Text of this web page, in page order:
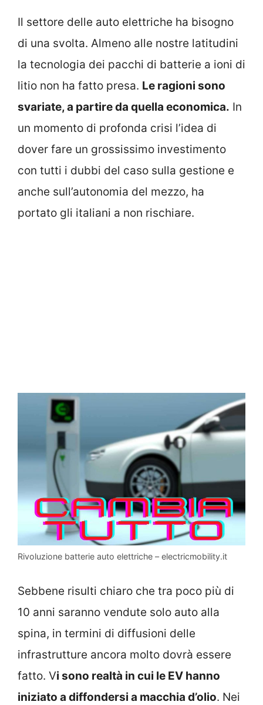
Il settore delle auto elettriche ha bisogno
di una svolta. Almeno alle nostre latitudini
la tecnologia dei pacchi di batterie a ioni di
litio non ha fatto presa. Le ragioni sono
svariate, a partire da quella economica. In
un momento di profonda crisi l’idea di
dover fare un grossissimo investimento
con tutti i dubbi del caso sulla gestione e
anche sull’autonomia del mezzo, ha
portato gli italiani a non rischiare.
Rivoluzione batterie auto elettriche – electricmobility.it
Sebbene risulti chiaro che tra poco più di
10 anni saranno vendute solo auto alla
spina, in termini di diffusioni delle
infrastrutture ancora molto dovrà essere
fatto. Vi sono realtà in cui le EV hanno
iniziato a diffondersi a macchia d’olio. Nei